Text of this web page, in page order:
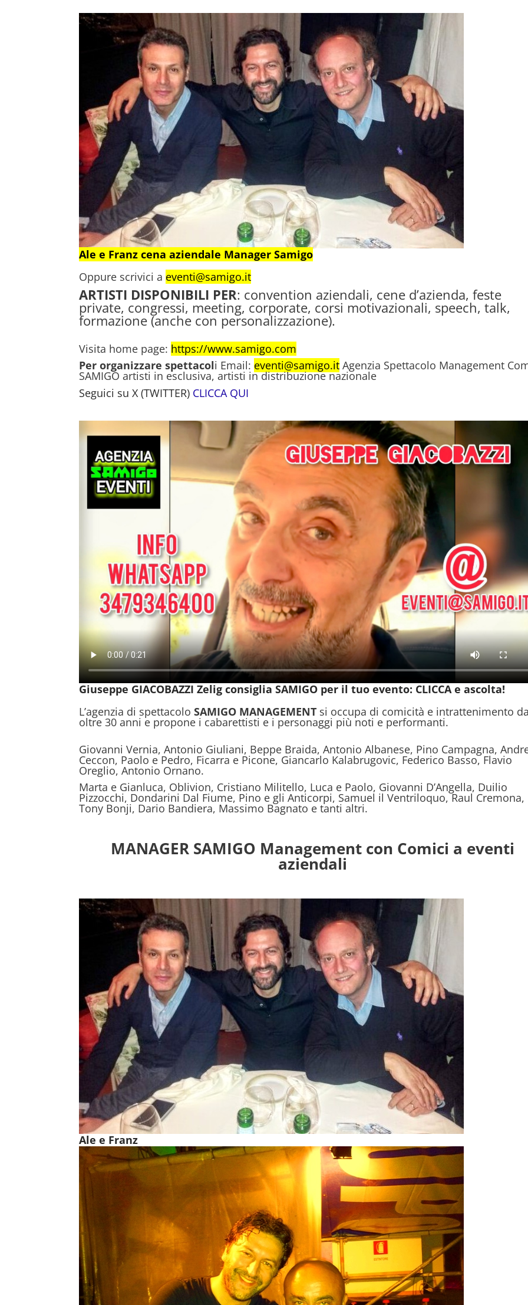
Ale e Franz cena aziendale Manager Samigo
Oppure scrivici a eventi@samigo.it
ARTISTI DISPONIBILI PER: convention aziendali, cene d’azienda, feste
private, congressi, meeting, corporate, corsi motivazionali, speech, talk,
formazione (anche con personalizzazione).
Visita home page: https://www.samigo.com
Per organizzare spettacoli Email: eventi@samigo.it Agenzia Spettacolo Management
SAMIGO artisti in esclusiva, artisti in distribuzione nazionale
Seguici su X (TWITTER) CLICCA QUI
Giuseppe GIACOBAZZI Zelig consiglia SAMIGO per il tuo evento: CLICCA e ascolta!
L’agenzia di spettacoloSAMIGO MANAGEMENT si occupa di comicità e intrattenimento
oltre 30 anni e propone i cabarettisti e i personaggi più noti e performanti.
Giovanni Vernia, Antonio Giuliani, Beppe Braida, Antonio Albanese, Pino Campagna,
Ceccon, Paolo e Pedro, Ficarra e Picone, Giancarlo Kalabrugovic, Federico Basso, Flavio
Oreglio, Antonio Ornano.
Marta e Gianluca, Oblivion, Cristiano Militello, Luca e Paolo, Giovanni D’Angella, Duilio
Pizzocchi, Dondarini Dal Fiume, Pino e gli Anticorpi, Samuel il Ventriloquo, Raul Cremona,
Tony Bonji, Dario Bandiera, Massimo Bagnato e tanti altri.
MANAGER SAMIGO Management con Comici a eventi
aziendali
Ale e Franz